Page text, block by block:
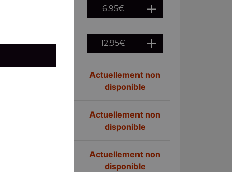
6.95€
12.95€
Actuellement non
disponible
Actuellement non
disponible
Actuellement non
disponible